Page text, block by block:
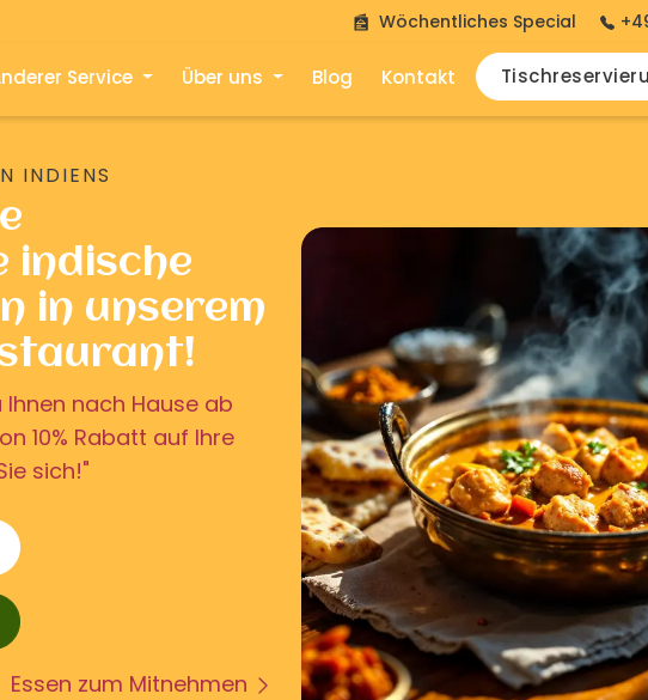
Wöchentliches Special
Service Über uns Blog Kontakt
INDIENS
indische
in unserem
Ihnen nach Hause ab
10% Rabatt auf Ihre
sich!"
Essen zum Mitnehmen